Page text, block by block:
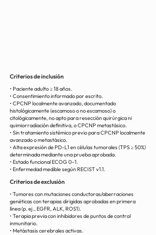
Criterios de inclusión
• Paciente adulto ≥ 18 años.
• Consentimiento informado por escrito.
• CPCNP localmente avanzado, documentado
histológicamente (escamoso o no escamoso) o
citológicamente, no apto para resección quirúrgica ni
quimiorradiación definitiva, o CPCNP metastásico.
• Sin tratamiento sistémico previo para CPCNP localmente
avanzado o metastásico.
• Alta expresión de PD-L1 en células tumorales (TPS ≥ 50%)
determinada mediante una prueba aprobada.
• Estado funcional ECOG 0–1.
• Enfermedad medible según RECIST v1.1.
Criterios de exclusión
• Tumores con mutaciones conductoras/aberraciones
genéticas con terapias dirigidas aprobadas en primera
línea (p. ej., EGFR, ALK, ROS1).
• Terapia previa con inhibidores de puntos de control
inmunitario.
• Metástasis cerebrales activas.